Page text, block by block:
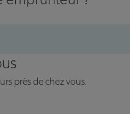
près de chez vous.